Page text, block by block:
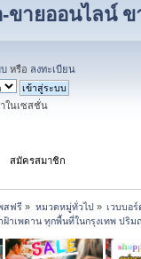
ขายออนไลน์
บ หรือ ลงทะเบียน
ในเซสชั่น
สมัครสมาชิก
สฟรี » หมวดหมู่ทั่วไป» เวบบอ
ฝ้าเพดาน ทุกพื้นที่ในกรุงเทพ ปริ